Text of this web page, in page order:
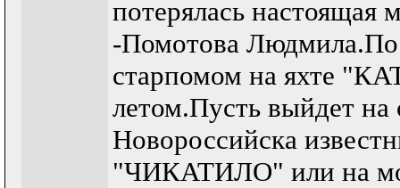
потерялась настоящая
-Помотова
старпомом на яхте
летом.Пусть выйдет на
Новороссийска
"ЧИКАТИЛО" или на